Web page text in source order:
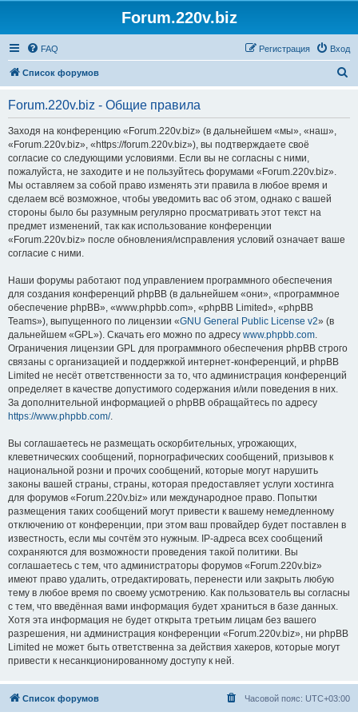
Forum.220v.biz
FAQ Вход
Регистрация
Список форумов
Forum.220v.biz - Общие правила
Заходя на конференцию «Forum.220v.biz» (в дальнейшем «мы», «наш»,
«Forum.220v.biz», «https://forum.220v.biz»), вы подтверждаете своё
согласие со следующими условиями. Если вы не согласны с ними,
пожалуйста, не заходите и не пользуйтесь форумами «Forum.220v.biz».
Мы оставляем за собой право изменять эти правила в любое время и
сделаем всё возможное, чтобы уведомить вас об этом, однако с вашей
стороны было бы разумным регулярно просматривать этот текст на
предмет изменений, так как использование конференции
«Forum.220v.biz» после обновления/исправления условий означает ваше
согласие с ними.
Наши форумы работают под управлением программного обеспечения
для создания конференций phpBB (в дальнейшем «они», «программное
обеспечение phpBB», «www.phpbb.com», «phpBB Limited», «phpBB
Teams»), выпущенного по лицензии «GNU General Public License v2» (в
дальнейшем «GPL»). Скачать его можно по адресу www.phpbb.com.
Ограничения лицензии GPL для программного обеспечения phpBB строго
связаны с организацией и поддержкой интернет-конференций, и phpBB
Limited не несёт ответственности за то, что администрация конференций
определяет в качестве допустимого содержания и/или поведения в них.
За дополнительной информацией о phpBB обращайтесь по адресу
https://www.phpbb.com/.
Вы соглашаетесь не размещать оскорбительных, угрожающих,
клеветнических сообщений, порнографических сообщений, призывов к
национальной розни и прочих сообщений, которые могут нарушить
законы вашей страны, страны, которая предоставляет услуги хостинга
для форумов «Forum.220v.biz» или международное право. Попытки
размещения таких сообщений могут привести к вашему немедленному
отключению от конференции, при этом ваш провайдер будет поставлен в
известность, если мы сочтём это нужным. IP-адреса всех сообщений
сохраняются для возможности проведения такой политики. Вы
соглашаетесь с тем, что администраторы форумов «Forum.220v.biz»
имеют право удалить, отредактировать, перенести или закрыть любую
тему в любое время по своему усмотрению. Как пользователь вы согласны
с тем, что введённая вами информация будет храниться в базе данных.
Хотя эта информация не будет открыта третьим лицам без вашего
разрешения, ни администрация конференции «Forum.220v.biz», ни phpBB
Limited не может быть ответственна за действия хакеров, которые могут
привести к несанкционированному доступу к ней.
Список форумов Часовой пояс: UTC+03:00